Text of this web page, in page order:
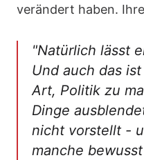
verändert haben.
"Natürlich lässt
Und auch das
Art, Politik zu
Dinge
nicht vorstellt -
manche